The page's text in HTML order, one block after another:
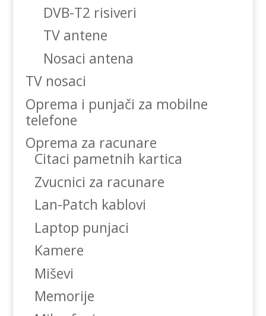
DVB-T2 risiveri
TV antene
Nosaci antena
TV nosaci
Oprema i punjači za mobilne
telefone
Oprema za racunare
Citaci pametnih kartica
Zvucnici za racunare
Lan-Patch kablovi
Laptop punjaci
Kamere
Miševi
Memorije